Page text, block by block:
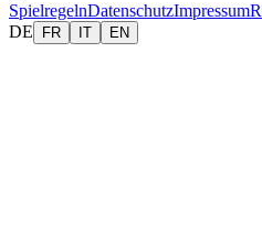
SpielregelnDatenschutzImpressum
DE
FR IT EN